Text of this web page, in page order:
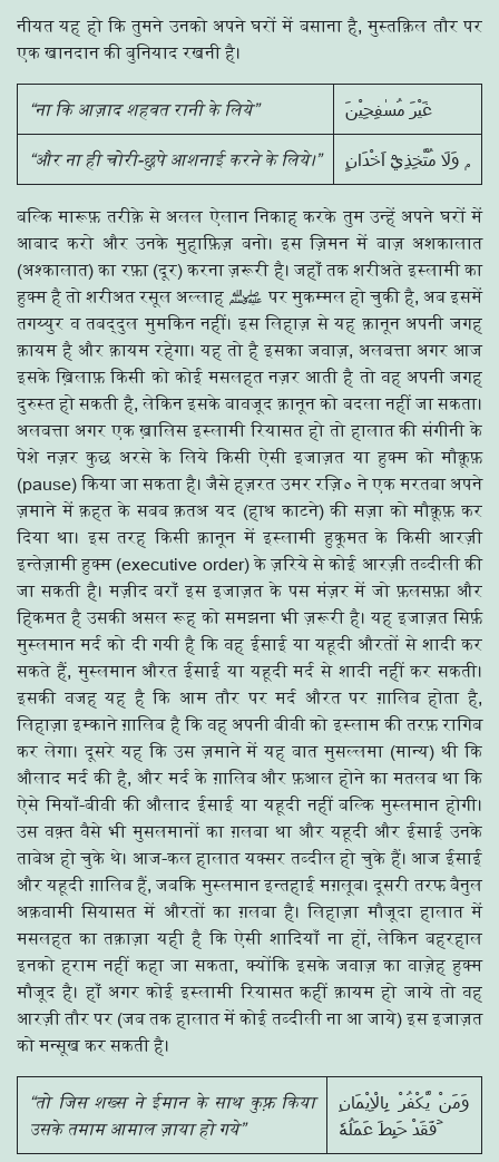
नीयत यह हो कि तुमने उनको अपने घरों में बसाना है, मुस्तक़िल तौर पर
एक खानदान की बुनियाद रखनी है।
“ना कि आज़ाद शहवत रानी के लिये” غَيْرَ مُسٰفِحِيْنَ
“और ना ही चोरी-छुपे आशनाई करने के लिये।” وَلَا مُتَّخِذِيْٓ اَخْدَانٍ ۭ
बल्कि मारूफ़ तरीक़े से अलल ऐलान निकाह करके तुम उन्हें अपने घरों में
आबाद करो और उनके मुहाफ़िज़ बनो। इस ज़िमन में बाज़ अशकालात
(अश्कालात) का रफ़ा (दूर) करना ज़रूरी है। जहाँ तक शरीअते इस्लामी का
हुक्म है तो शरीअत रसूल अल्लाह ﷺ पर मुकम्मल हो चुकी है, अब इसमें
तगय्युर व तबद्दुल मुमकिन नहीं। इस लिहाज़ से यह क़ानून अपनी जगह
क़ायम है और क़ायम रहेगा। यह तो है इसका जवाज़, अलबत्ता अगर आज
इसके ख़िलाफ़ किसी को कोई मसलहत नज़र आती है तो वह अपनी जगह
दुरुस्त हो सकती है, लेकिन इसके बावजूद क़ानून को बदला नहीं जा सकता।
अलबत्ता अगर एक ख़ालिस इस्लामी रियासत हो तो हालात की संगीनी के
पेशे नज़र कुछ अरसे के लिये किसी ऐसी इजाज़त या हुक्म को मौक़ूफ़
(pause) किया जा सकता है। जैसे हज़रत उमर रज़ि० ने एक मरतबा अपने
ज़माने में क़हत के सबब क़तअ यद (हाथ काटने) की सज़ा को मौक़ूफ़ कर
दिया था। इस तरह किसी क़ानून में इस्लामी हुकूमत के किसी आरज़ी
इन्तेज़ामी हुक्म (executive order) के ज़रिये से कोई आरज़ी तब्दीली की
जा सकती है। मज़ीद बराँ इस इजाज़त के पस मंज़र में जो फ़लसफ़ा और
हिकमत है उसकी असल रूह को समझना भी ज़रूरी है। यह इजाज़त सिर्फ़
मुस्लमान मर्द को दी गयी है कि वह ईसाई या यहूदी औरतों से शादी कर
सकते हैं, मुस्लमान औरत ईसाई या यहूदी मर्द से शादी नहीं कर सकती।
इसकी वजह यह है कि आम तौर पर मर्द औरत पर ग़ालिब होता है,
लिहाज़ा इम्काने ग़ालिब है कि वह अपनी बीवी को इस्लाम की तरफ़ रागिब
कर लेगा। दूसरे यह कि उस ज़माने में यह बात मुसल्लमा (मान्य) थी कि
औलाद मर्द की है, और मर्द के ग़ालिब और फ़आल होने का मतलब था कि
ऐसे मियाँ-बीवी की औलाद ईसाई या यहूदी नहीं बल्कि मुस्लमान होगी।
उस वक़्त वैसे भी मुसलमानों का ग़लबा था और यहूदी और ईसाई उनके
ताबेअ हो चुके थे। आज-कल हालात यक्सर तब्दील हो चुके हैं। आज ईसाई
और यहूदी ग़ालिब हैं, जबकि मुस्लमान इन्तहाई मग़लूब। दूसरी तरफ बैनुल
अक़वामी सियासत में औरतों का ग़लबा है। लिहाज़ा मौजूदा हालात में
मसलहत का तक़ाज़ा यही है कि ऐसी शादियाँ ना हों, लेकिन बहरहाल
इनको हराम नहीं कहा जा सकता, क्योंकि इसके जवाज़ का वाज़ेह हुक्म
मौजूद है। हाँ अगर कोई इस्लामी रियासत कहीं क़ायम हो जाये तो वह
आरज़ी तौर पर (जब तक हालात में कोई तब्दीली ना आ जाये) इस इजाज़त
को मन्सूख कर सकती है।
“तो जिस शख्स ने ईमान के साथ कुफ़्र किया
उसके तमाम आमाल ज़ाया हो गये”
وَمَنْ يَّكْفُرْ بِالْاِيْمَانِ
فَقَدْ حَبِطَ عَمَلُهٗ ۡ